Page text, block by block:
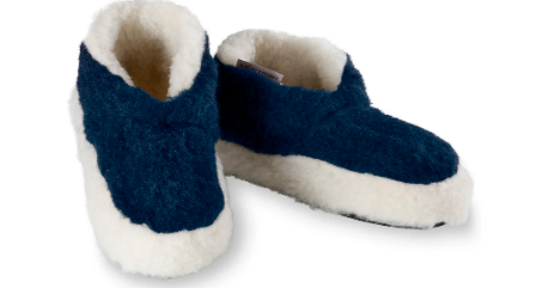
Doprava a platba Hodnocení obchodu
Moje objednávka
FAQ